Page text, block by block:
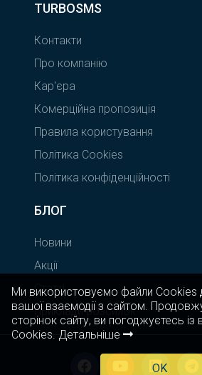
Ми використовуємо файли Cookies
вашої взаємодії з сайтом.
сторінок сайту, ви погоджуєтесь із
Cookies. Детальніше
OK
TURBOSMS
Контакти
Про компанію
Кар'єра
Комерційна пропозиція
Правила користування
Політика Cookies
Політика конфіденційності
БЛОГ
Новини
Акції
Статті
Приклади розсилок